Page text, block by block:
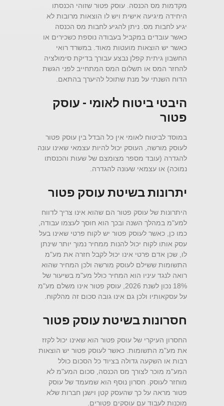
מקדמות מס הכנסה. עוסק פטור שזוהי הכנסתו
היחידה מיגיעה אישית ויש לו הוצאות מרובות לא
יגיע לחבות מס. ניתן להגיע לחבות מס הכנסה
כאשר עובדים במקביל בעבודה נוספת כשכירים או
כאשר יש הוצאות מועטות מאוד. במשרד רואי
החשבון גיתית קפלן נבצע עבורך בדיקת סימולציה
להחזר המס או תשלום המס המתחייב לפני הגשת
הדוח השנתי על מנת שתוכל להיערך בהתאם.
היבטי ביטוח לאומי - עוסק
פטור
במוסד לביטוח לאומי אין כל הבדל בין עוסק פטור
לעוסק מורשה, העוסק יכול להיות עצמאי שאינו עונה
להגדרה (עובד מספר מצומצם של שעות והכנסתו
נמוכה) או עצמאי שעונה להגדרה.
יתרונות בשיטת עוסק פטור
היתרונות של עוסק פטור הם שהוא אינו צריך לדווח
למע"מ במהלך השנה ובכך הוא חוסך לעצמו עבודה,
כמו כן, כאשר לעוסק פטור יש לקוח פרטי שאינו בעל
עסק אותו לקוח יכול להנות ממחיר נמוך יותר שינתן
לו, שכן אדם פרטי אינו יכול לקבל חזרה את מע"מ
התשומות ששילם לעוסק מורשה ולכן המחיר שהוא
רואה לנגד עיניו הוא המחיר כולל מע"מ בשיעור של
18% נכון לשנת 2026, עוסק פטור אינו משלם מע"מ
על עסקאותיו ולכן גם אינו גובה סכום זה מהלקוח.
חסרונות בשיטת עוסק פטור
החסרון העיקרי של עוסק פטור הוא שאינו יכול לקזז
את מע"מ התשומות. כאשר לעוסק פטור יש הוצאות
רבות או השקעה גדולה בציוד כל הסכום כולל
המע"מ מוכר לצורך מס הכנסה, סכום המע"מ לא
מוחזר לעוסק. חסרון נוסף הוא שמעמד של עוסק
פטור מראה על כך שהעסק קטן וישנן חברות שלא
מוכנות לעבוד עם עוסקים פטורים.